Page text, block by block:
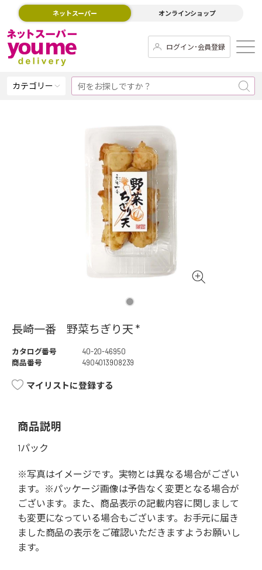
ネットスーパー オンラインショップ
ログイン･会員登録
カテゴリー
長崎一番 野菜ちぎり天 *
カタログ番号
40-20-46950
商品番号
4904013908239
マイリストに登録する
商品説明
1パック
※写真はイメージです。実物とは異なる場合がござい
ます。※パッケージ画像は予告なく変更となる場合が
ございます。また、商品表示の記載内容に関しまして
も変更になっている場合もございます。お手元に届き
ました商品の表示をご確認いただきますようお願いし
ます。